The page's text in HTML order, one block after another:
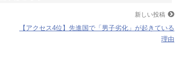
新しい投稿
【アクセス4位】先進国で「男子劣化」が起きている
理由